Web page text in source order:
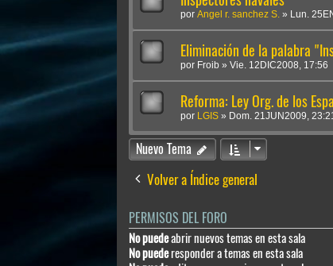
por Angel r. sanchez S. » Lun.
Eliminación de la palabra
por Froib » Vie. 12DIC2008, 17:56
Reforma: Ley Org. de los
por LGIS » Dom. 21JUN2009, 23:21
Nuevo Tema
Volver a Índice general
PERMISOS DEL FORO
No puedeabrir nuevos temas en esta sala
No puederesponder a temas en esta sala